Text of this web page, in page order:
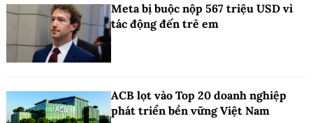
Meta bị buộc nộp 567 triệu USD vì
tác động đến trẻ em
ACB lọt vào Top 20 doanh nghiệp
phát triển bền vững Việt Nam